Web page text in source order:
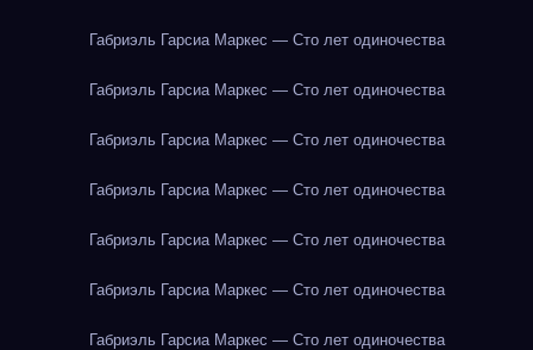
Габриэль Гарсиа Маркес — Сто лет одиночества
Габриэль Гарсиа Маркес — Сто лет одиночества
Габриэль Гарсиа Маркес — Сто лет одиночества
Габриэль Гарсиа Маркес — Сто лет одиночества
Габриэль Гарсиа Маркес — Сто лет одиночества
Габриэль Гарсиа Маркес — Сто лет одиночества
Габриэль Гарсиа Маркес — Сто лет одиночества